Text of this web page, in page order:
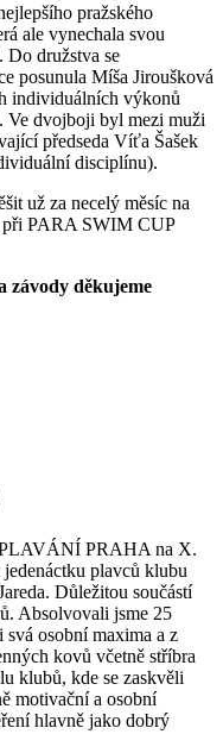
pražského
ale vynechala svou
družstva se
posunula Míša Jiroušková
individuálních výkonů
Ve dvojboji byl mezi muži
předseda Víťa Šašek
disciplínu).
už za necelý měsíc na
při PARA SWIM CUP
závody děkujeme
PRAHA na X.
plavců klubu
Důležitou součástí
Absolvovali jsme 25
osobní maxima a z
kovů včetně stříbra
klubů, kde se zaskvěli
motivační a osobní
hlavně jako dobrý